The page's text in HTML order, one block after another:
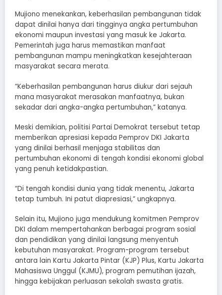
Mujiono menekankan, keberhasilan pembangunan tidak
dapat dinilai hanya dari tingginya angka pertumbuhan
ekonomi maupun investasi yang masuk ke Jakarta.
Pemerintah juga harus memastikan manfaat
pembangunan mampu meningkatkan kesejahteraan
masyarakat secara merata.
“Keberhasilan pembangunan harus diukur dari sejauh
mana masyarakat merasakan manfaatnya, bukan
sekadar dari angka-angka pertumbuhan,” katanya.
Meski demikian, politisi Partai Demokrat tersebut tetap
memberikan apresiasi kepada Pemprov DKI Jakarta
yang dinilai berhasil menjaga stabilitas dan
pertumbuhan ekonomi di tengah kondisi ekonomi global
yang penuh ketidakpastian.
“Di tengah kondisi dunia yang tidak menentu, Jakarta
tetap tumbuh. Ini patut diapresiasi,” ungkapnya.
Selain itu, Mujiono juga mendukung komitmen Pemprov
DKI dalam mempertahankan berbagai program sosial
dan pendidikan yang dinilai langsung menyentuh
kebutuhan masyarakat. Program-program tersebut
antara lain Kartu Jakarta Pintar (KJP) Plus, Kartu Jakarta
Mahasiswa Unggul (KJMU), program pemutihan ijazah,
hingga kebijakan perluasan sekolah swasta gratis.